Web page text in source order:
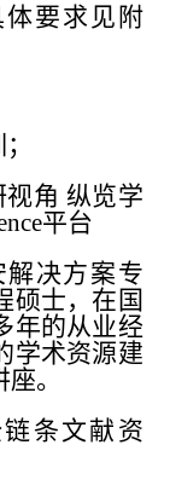
要求见附
；
角 纵览学
平台
决方案专
硕士，在国
年的从业经
学术资源建
。
条文献资